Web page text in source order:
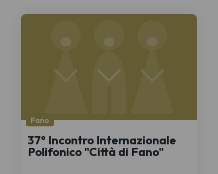
Fano
37° Incontro Internazionale
Polifonico "Città di Fano"